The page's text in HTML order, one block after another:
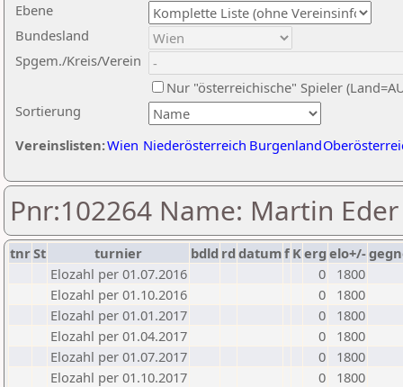
Ebene
Sortierung
Bundesland
Spgem./Kreis/Verein
Nur "österreichische" Spieler
Vereinslisten:Wien Niederösterreich Burgenland
Pnr:102264 Name: Martin Eder
tnrSt turnier bdld rd datumf Kerg elo+/-
Elozahl per 01.07.2016
0
1800
Elozahl per 01.10.2016
0
1800
Elozahl per 01.01.2017
0
1800
Elozahl per 01.04.2017
0
1800
Elozahl per 01.07.2017
0
1800
Elozahl per 01.10.2017
0
1800